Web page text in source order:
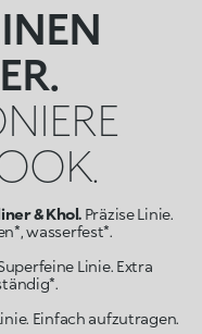
& Khol.Präzise Linie.
wasserfest*.
Linie. Extra
Einfach aufzutragen.